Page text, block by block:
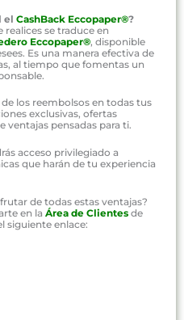
el CashBack Eccopaper®?
se traduce en
Eccopaper®, disponible
Es una manera efectiva de
al tiempo que fomentas un
los reembolsos en todas tus
exclusivas, ofertas
ventajas pensadas para ti.
acceso privilegiado a
que harán de tu experiencia
de todas estas ventajas?
en la Área de Clientes de
siguiente enlace: